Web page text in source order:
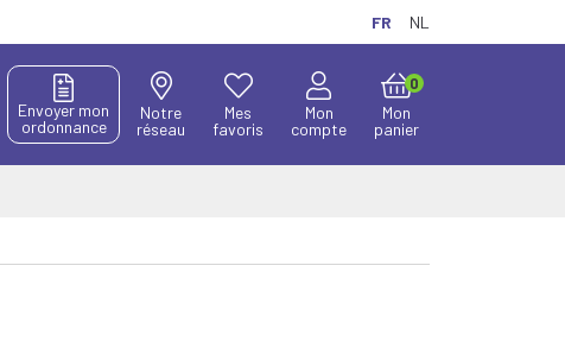
FR NL
Notre
réseau
Envoyer mon
ordonnance
Mes
favoris
Mon
compte
Mon
panier
0